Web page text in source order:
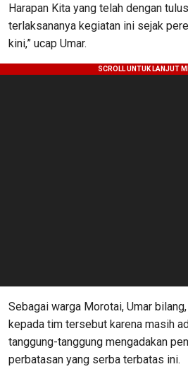
Harapan Kita yang telah dengan
terlaksananya kegiatan ini sejak
kini,” ucap Umar.
Sebagai warga Morotai, Umar
kepada tim tersebut karena masih
tanggung-tanggung mengadakan
perbatasan yang serba terbatas ini.